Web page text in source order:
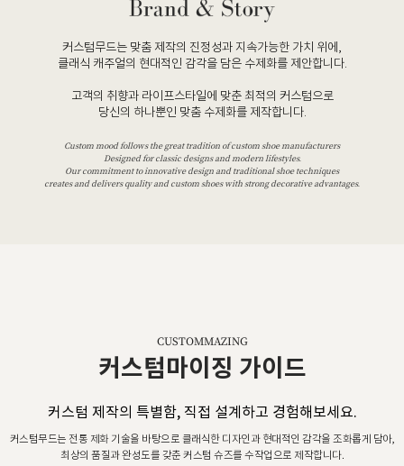
커스텀무드는 맞춤 제작의 진정성과 지속가능한 가치 위에,
클래식 캐주얼의 현대적인 감각을 담은 수제화를 제안합니다.
고객의 취향과 라이프스타일에 맞춘 최적의 커스텀으로
당신의 하나뿐인 맞춤 수제화를 제작합니다.
Custom mood follows the great tradition of custom shoe manufacturers
Designed for classic designs and modern lifestyles.
Our commitment to innovative design and traditional shoe techniques
creates and delivers quality and custom shoes with strong decorative advantages.
CUSTOMMAZING
커스텀마이징 가이드
커스텀 제작의 특별함, 직접 설계하고 경험해보세요.
커스텀무드는 전통 제화 기술을 바탕으로 클래식한 디자인과 현대적인 감각을 조화롭게 담아,
최상의 품질과 완성도를 갖춘 커스텀 슈즈를 수작업으로 제작합니다.